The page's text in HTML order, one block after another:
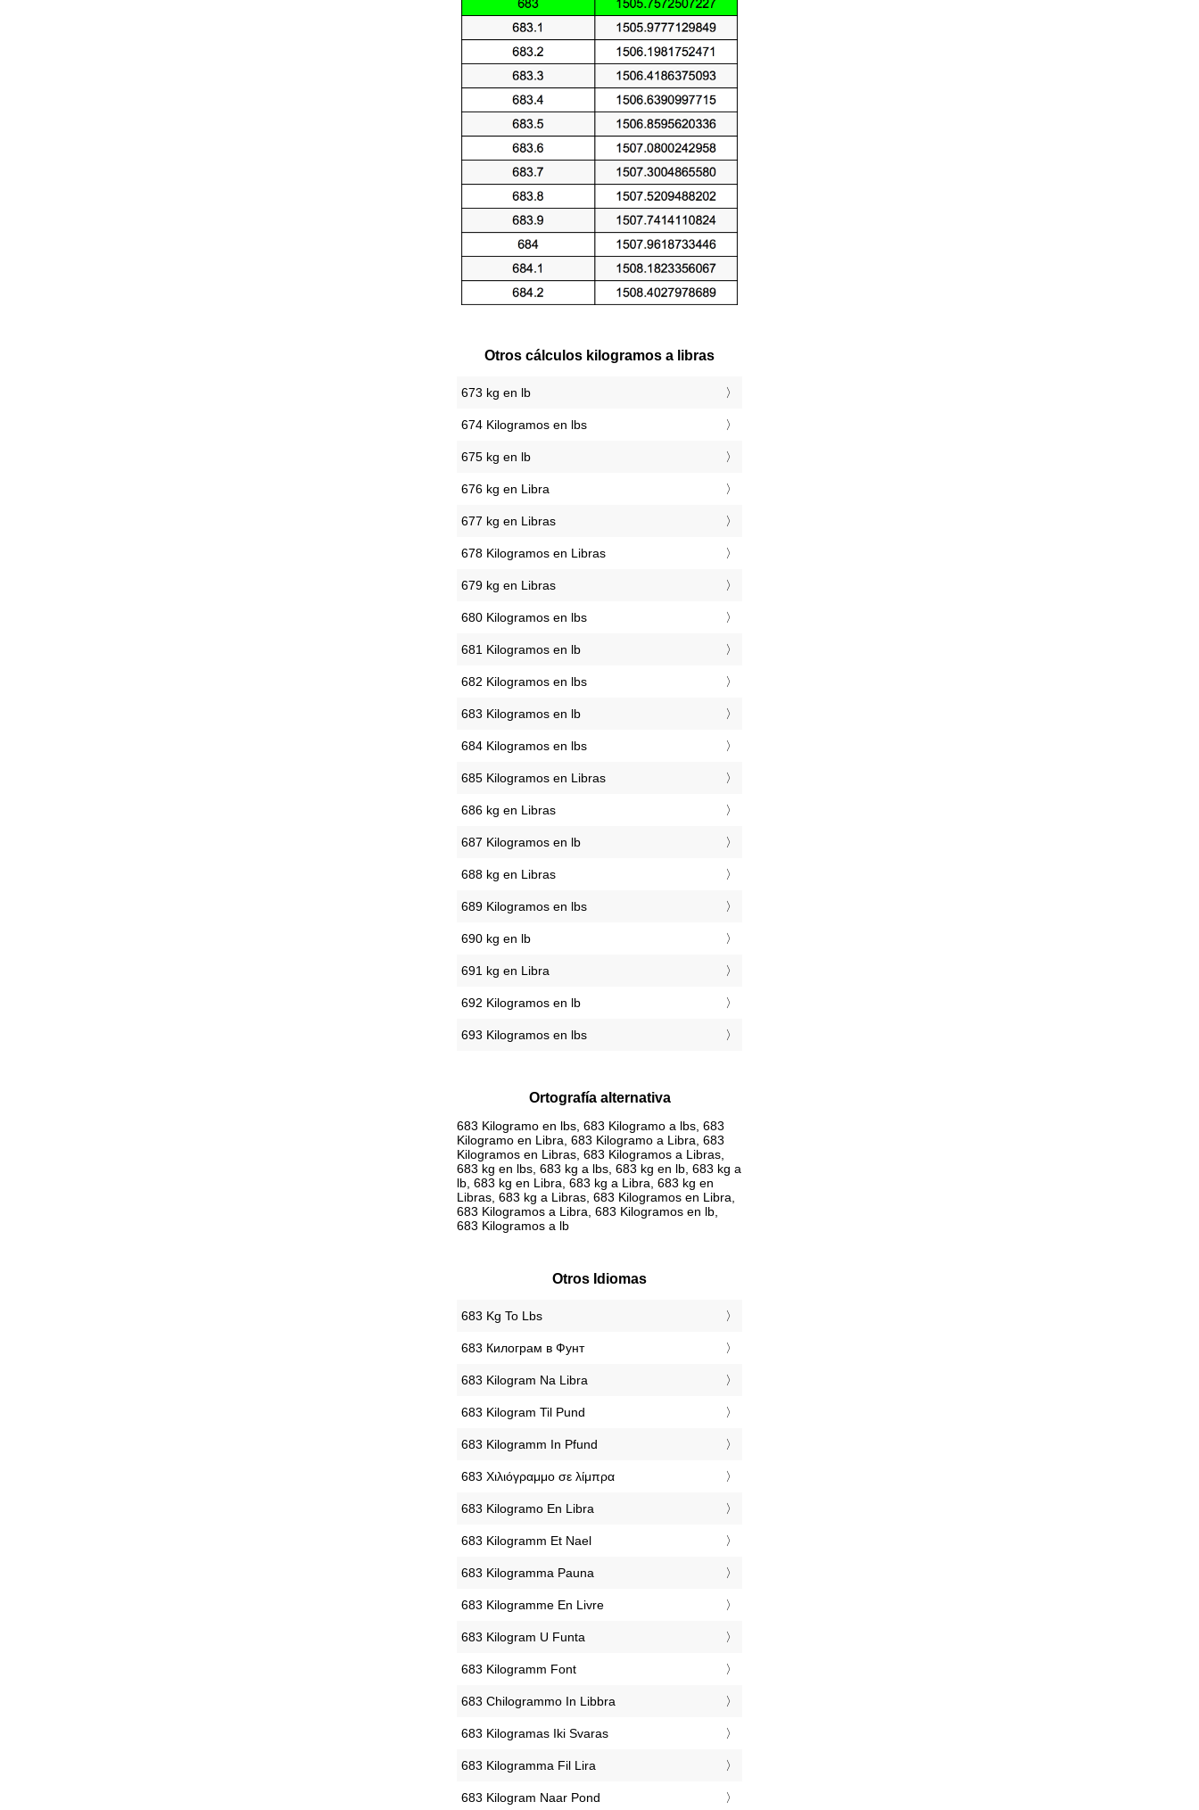
Otros cálculos kilogramos a libras
673 kg en lb
674 Kilogramos en lbs
675 kg en lb
676 kg en Libra
677 kg en Libras
678 Kilogramos en Libras
679 kg en Libras
680 Kilogramos en lbs
681 Kilogramos en lb
682 Kilogramos en lbs
683 Kilogramos en lb
684 Kilogramos en lbs
685 Kilogramos en Libras
686 kg en Libras
687 Kilogramos en lb
688 kg en Libras
689 Kilogramos en lbs
690 kg en lb
691 kg en Libra
692 Kilogramos en lb
693 Kilogramos en lbs
Ortografía alternativa
683 Kilogramo en lbs, 683 Kilogramo a lbs, 683
Kilogramo en Libra, 683 Kilogramo a Libra, 683
Kilogramos en Libras, 683 Kilogramos a Libras,
683 kg en lbs, 683 kg a lbs, 683 kg en lb, 683 kg a
lb, 683 kg en Libra, 683 kg a Libra, 683 kg en
Libras, 683 kg a Libras, 683 Kilogramos en Libra,
683 Kilogramos a Libra, 683 Kilogramos en lb,
683 Kilogramos a lb
Otros Idiomas
‎683 Kg To Lbs
‎683 Килограм в Фунт
‎683 Kilogram Na Libra
‎683 Kilogram Til Pund
‎683 Kilogramm In Pfund
‎683 Χιλιόγραμμο σε λίμπρα
‎683 Kilogramo En Libra
‎683 Kilogramm Et Nael
‎683 Kilogramma Pauna
‎683 Kilogramme En Livre
‎683 Kilogram U Funta
‎683 Kilogramm Font
‎683 Chilogrammo In Libbra
‎683 Kilogramas Iki Svaras
‎683 Kilogramma Fil Lira
‎683 Kilogram Naar Pond